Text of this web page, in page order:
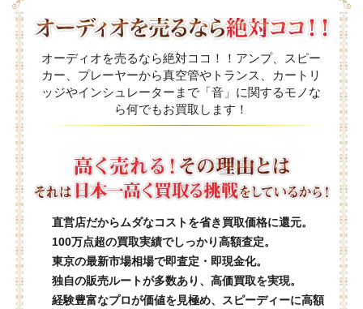
オーディオを売るなら絶対ココ！！アンプ、スピー
カー、プレーヤーから真空管やトランス、カートリ
ッジやインシュレーターまで「音」に関するモノな
ら何でもお買取します！
直営店だからムダなコストを省き買取価格に還元。
100万点超の買取実績でしっかり高額査定。
東京の最新市場相場で即査定・即現金化。
独自の販売ルートが多数あり、高価買取を実現。
経験豊富なプロが価値を見極め、スピーディーに高額